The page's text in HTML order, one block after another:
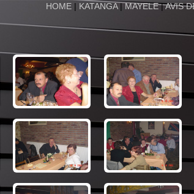
HOME | KATANGA|MAYELE|AVIS